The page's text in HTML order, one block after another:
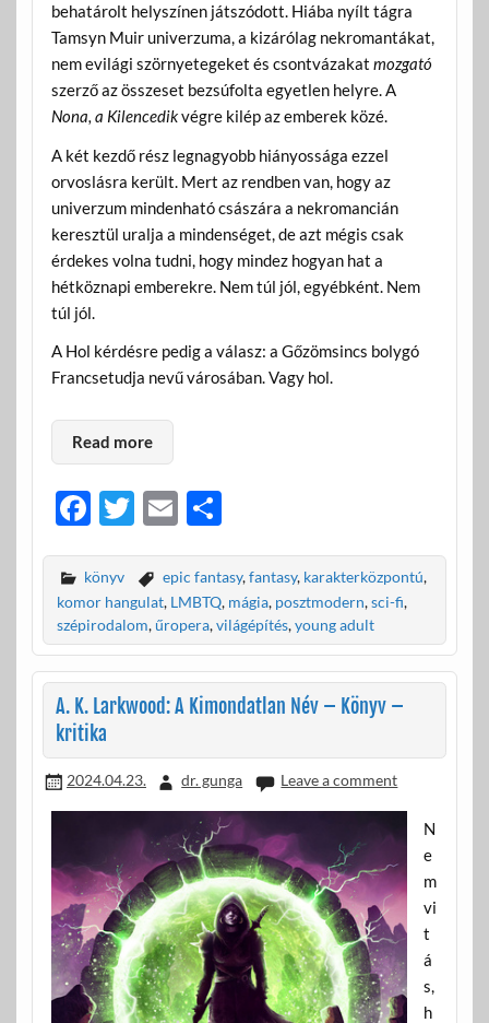
behatárolt helyszínen játszódott. Hiába nyílt tágra
Tamsyn Muir univerzuma, a kizárólag nekromantákat,
nem evilági szörnyetegeket és csontvázakat mozgató
szerző az összeset bezsúfolta egyetlen helyre. A
Nona, a Kilencedikvégre kilép az emberek közé.
A két kezdő rész legnagyobb hiányossága ezzel
orvoslásra került. Mert az rendben van, hogy az
univerzum mindenható császára a nekromancián
keresztül uralja a mindenséget, de azt mégis csak
érdekes volna tudni, hogy mindez hogyan hat a
hétköznapi emberekre. Nem túl jól, egyébként. Nem
túl jól.
A Hol kérdésre pedig a válasz: a Gőzömsincs bolygó
Francsetudja nevű városában. Vagy hol.
Read more
F
e
b
o
o
k
T
itt
er
E
ail
O
za
m
e
g
könyv epic fantasy,fantasy, karakterközpontú,
komor hangulat, LMBTQ, mágia, posztmodern,sci-fi,
szépirodalom, űropera,világépítés,young adult
A. K. Larkwood: A Kimondatlan Név – Könyv –
kritika
2024.04.23. dr. gunga Leave a comment
N
e
m
vi
t
á
s,
h